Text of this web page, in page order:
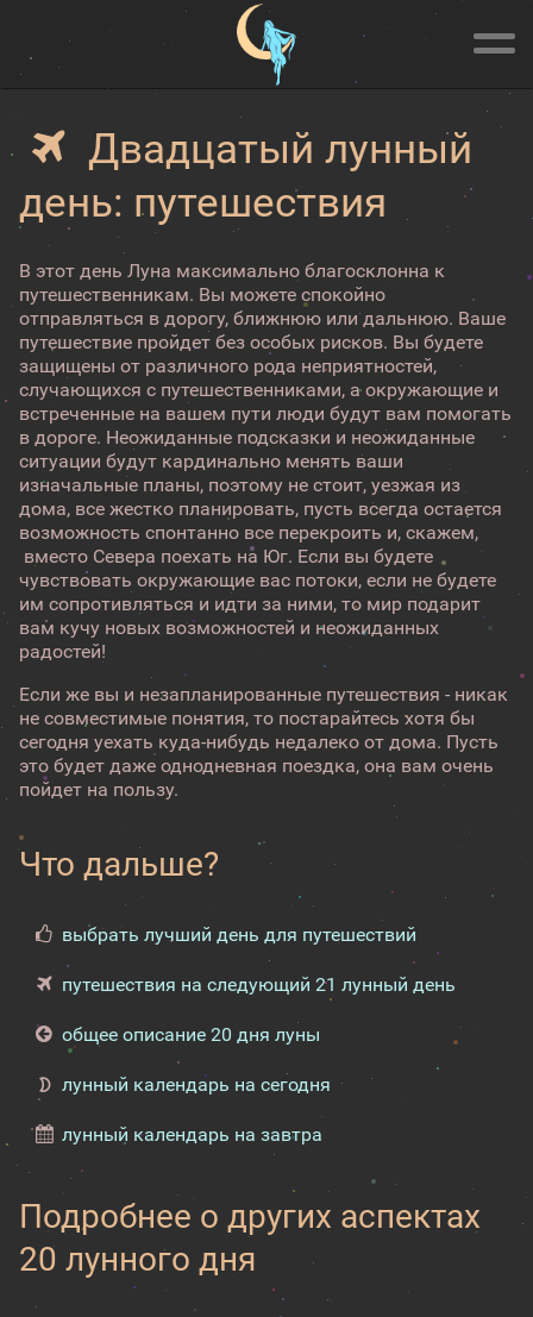
Двадцатый лунный
день: путешествия
В этот день Луна максимально благосклонна к
путешественникам. Вы можете спокойно
отправляться в дорогу, ближнюю или дальнюю. Ваше
путешествие пройдет без особых рисков. Вы будете
защищены от различного рода неприятностей,
случающихся с путешественниками, а окружающие и
встреченные на вашем пути люди будут вам помогать
в дороге. Неожиданные подсказки и неожиданные
ситуации будут кардинально менять ваши
изначальные планы, поэтому не стоит, уезжая из
дома, все жестко планировать, пусть всегда остается
возможность спонтанно все перекроить и, скажем,
вместо Севера поехать на Юг. Если вы будете
чувствовать окружающие вас потоки, если не будете
им сопротивляться и идти за ними, то мир подарит
вам кучу новых возможностей и неожиданных
радостей!
Если же вы и незапланированные путешествия - никак
не совместимые понятия, то постарайтесь хотя бы
сегодня уехать куда-нибудь недалеко от дома. Пусть
это будет даже однодневная поездка, она вам очень
пойдет на пользу.
Что дальше?
выбрать лучший день для путешествий
путешествия на следующий 21 лунный день
общее описание 20 дня луны
лунный календарь на сегодня
лунный календарь на завтра
Подробнее о других аспектах
20 лунного дня